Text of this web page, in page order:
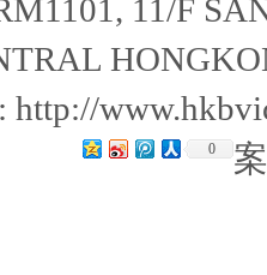
11/F
http://
0